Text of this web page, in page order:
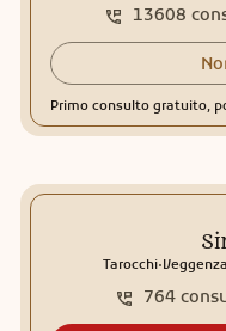
13608
Primo consulto gratuito,
Tarocchi.Veggenza
764